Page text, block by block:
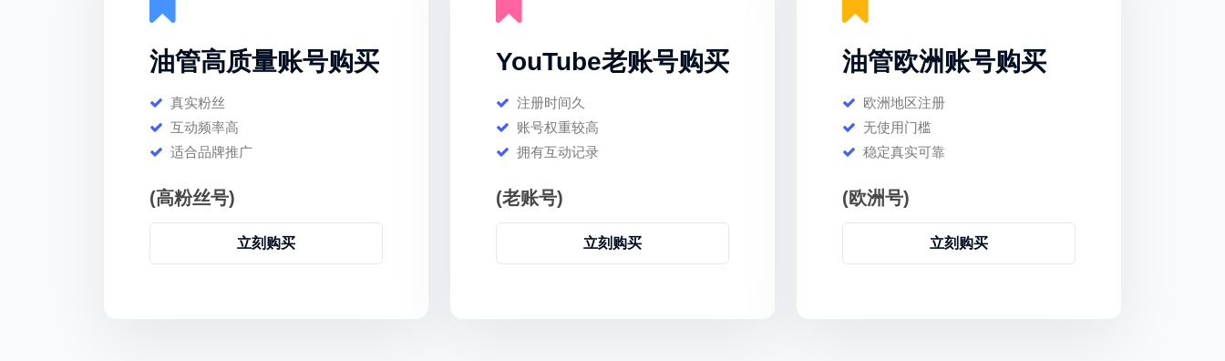
油管高质量账号购买
真实粉丝
互动频率高
适合品牌推广
(高粉丝号)
立刻购买
YouTube老账号购买
注册时间久
账号权重较高
拥有互动记录
(老账号)
立刻购买
油管欧洲账号购买
欧洲地区注册
无使用门槛
稳定真实可靠
(欧洲号)
立刻购买